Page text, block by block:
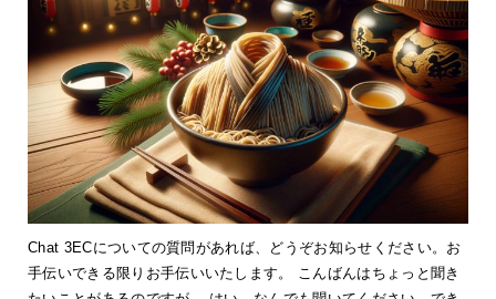
Chat 3ECについての質問があれば、どうぞお知らせください。お
手伝いできる限りお手伝いいたします。 こんばんはちょっと聞き